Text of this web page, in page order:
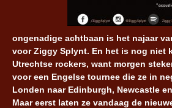
ongenadige achtbaan is het najaar
voor Ziggy Splynt. En het is nog niet
Utrechtse rockers, want morgen
voor een Engelse tournee die ze in
Londen naar Edinburgh, Newcastle
Maar eerst laten ze vandaag de